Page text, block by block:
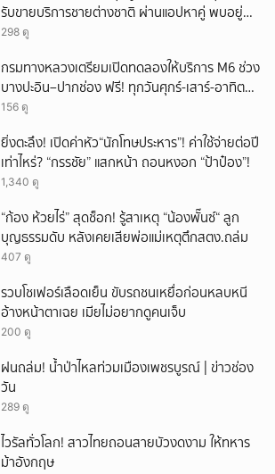
รับขายบริการชายต่างชาติ ผ่านแอปหาคู่ พบอยู่
เกินกำหนดอนุญาต
298 ดู
กรมทางหลวงเตรียมเปิดทดลองให้บริการ M6 ช่วง
บางปะอิน–ปากช่อง ฟรี! ทุกวันศุกร์-เสาร์-อาทิตย์
เริ่มศุกร์ที่ 21 สิงหาคม 2569 นี้
156 ดู
ยิ่งตะลึง! เปิดค่าหัว“นักโทษประหาร”! ค่าใช้จ่ายต่อปี
เท่าไหร่? “กรรชัย” แสกหน้า ถอนหงอก “ป้าป๋อง”!
1,340 ดู
“ก้อง ห้วยไร่” สุดช็อก! รู้สาเหตุ “น้องพั๊นซ์“ ลูก
บุญธรรมดับ หลังเคยเสียพ่อแม่เหตุตึกสตง.ถล่ม
407 ดู
รวบโชเฟอร์เลือดเย็น ขับรถชนเหยื่อก่อนหลบหนี
อ้างหน้าตาเฉย เมียไม่อยากดูคนเจ็บ
200 ดู
ฝนถล่ม! น้ำป่าไหลท่วมเมืองเพชรบูรณ์ | ข่าวช่อง
วัน
289 ดู
ไวรัลทั่วโลก! สาวไทยถอนสายบัวงดงาม ให้ทหาร
ม้าอังกฤษ